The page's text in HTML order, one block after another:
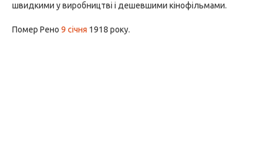
швидкими у виробництві і дешевшими кінофільмами.
Помер Рено 9 січня 1918 року.